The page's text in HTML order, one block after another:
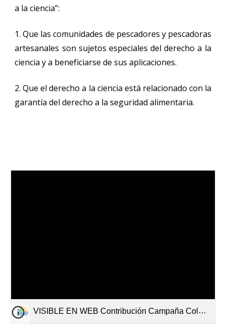
a la ciencia”:
1. Que las comunidades de pescadores y pescadoras
artesanales son sujetos especiales del derecho a la
ciencia y a beneficiarse de sus aplicaciones.
2. Que el derecho a la ciencia está relacionado con la
garantía del derecho a la seguridad alimentaria.
VISIBLE EN WEB Contribución Campaña Colombia_ pesca artesanal visible 15-03-21.pdf